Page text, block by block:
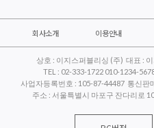
회사소개 이용안내
상호 : 이지스퍼블리싱 (주) 대표 :
TEL : 02-333-1722 010-1234-
사업자등록번호 : 105-87-44487 통신판
주소 : 서울특별시 마포구 잔다리로